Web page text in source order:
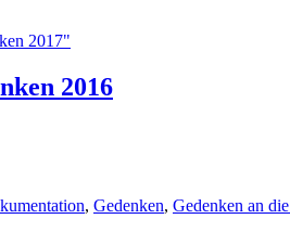
2017"
2016
, Gedenken, Gedenken an